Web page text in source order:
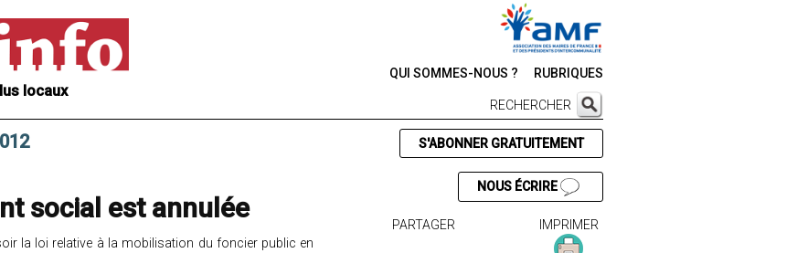
locaux
QUI SOMMES-NOUS ? RUBRIQUES
RECHERCHER
social est annulée
la loi relative à la mobilisation du foncier public en
S'ABONNER GRATUITEMENT
NOUS ÉCRIRE
PARTAGER IMPRIMER